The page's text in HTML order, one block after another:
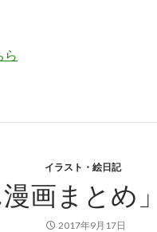
ら
イラスト・絵日記
画まとめ
2017年9月17日